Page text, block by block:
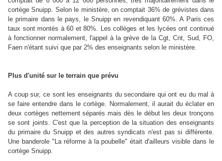
cortège Snuipp. Selon le ministère, on comptait 36% de grévistes dans
le primaire dans le pays, le Snuipp en revendiquant 60%. A Paris ces
taux sont montés à 60 et 80%. Les collèges et les lycées ont continué
à fonctionner normalement, l'appel à la grève de la Cgt, Cnt, Sud, FO,
Faen n'étant suivi que par 2% des enseignants selon le ministère.
Plus d'unité sur le terrain que prévu
A coup sur, ce sont les enseignants du secondaire qui ont eu du mal à
se faire entendre dans le cortège. Normalement, il aurait du éclater en
deux cortèges nettement séparés mais dès le début les deux tronçons
se sont joints. C'est que la perception de la situation des enseignants
du primaire du Snuipp et des autres syndicats n'est pas si différente.
Une banderole "La réforme à la poubelle" était d'ailleurs visible dans le
cortège Snuipp.